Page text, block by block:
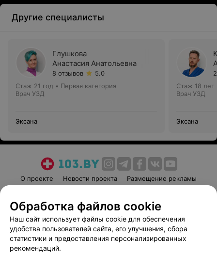
Другие специалисты
Глушкова
Анастасия Анатольевна
8 отзывов
5.0
Стаж 21 год • Первая категория
Врач УЗД
Эксана
Стаж 18 лет
Врач УЗД
Эксана
О проекте Новости проекта
Размещение рекламы
Пользовательское соглашение
Способы оплаты
Вакансии
Партнеры
Написать руководителю 103.by
Обработка файлов cookie
Наш сайт использует файлы cookie для обеспечения
удобства пользователей сайта, его улучшения, сбора
статистики и предоставления персонализированных
рекомендаций.